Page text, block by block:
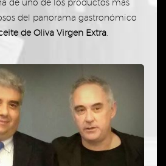
de uno de los productos más
del panorama gastronómico
de Oliva Virgen Extra.